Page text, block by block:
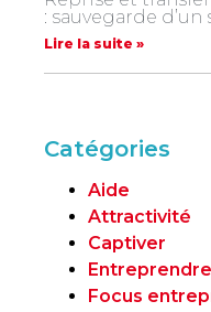
: sauvegarde
Lire la suite »
Catégories
Aide
Attractivité
Captiver
Entreprendre
Focus